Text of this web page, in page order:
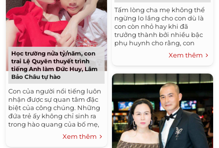
Học trường nửa tỷ/năm, con
trai Lệ Quyên thuyết trình
tiếng Anh làm Đức Huy, Lâm
Bảo Châu tự hào
Con của người nổi tiếng luôn
nhận được sự quan tâm đặc
biệt của công chúng. Những
đứa trẻ ấy không chỉ sinh ra
trong hào quang của bố mẹ,
mà còn thường là những rich-
kid "từ trong trứng...
Xem thêm
Tấm lòng cha mẹ không thể
ngừng lo lắng cho con dù là
con còn nhỏ hay khi đã
trưởng thành bởi nhiều bậc
phụ huynh cho rằng, con
càng lớn mối lo lại càng càng
nhiều hơn. Chắc hẳn nữ ca sĩ
Lưu...
Xem thêm